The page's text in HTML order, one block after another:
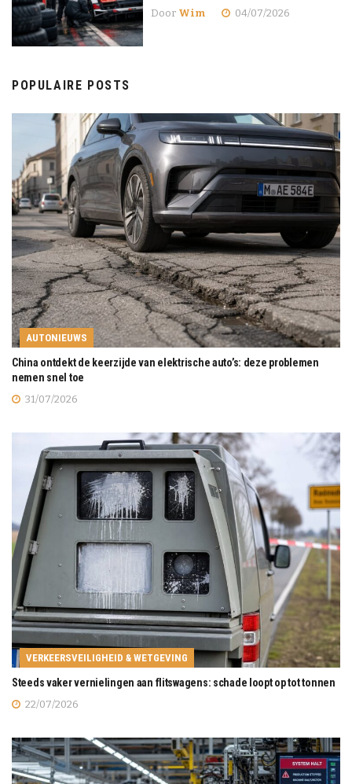
Door Wim 04/07/2026
POPULAIRE POSTS
AUTONIEUWS
China ontdekt de keerzijde van elektrische auto’s: deze problemen
nemen snel toe
31/07/2026
VERKEERSVEILIGHEID & WETGEVING
Steeds vaker vernielingen aan flitswagens: schade loopt op tot tonnen
22/07/2026